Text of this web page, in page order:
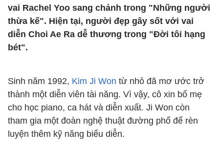
vai Rachel Yoo sang chảnh trong "Những người
thừa kế". Hiện tại, người đẹp gây sốt với vai
diễn Choi Ae Ra dễ thương trong "Đời tôi hạng
bét".
Sinh năm 1992, Kim Ji Won từ nhỏ đã mơ ước trở
thành một diễn viên tài năng. Vì vậy, cô xin bố mẹ
cho học piano, ca hát và diễn xuất. Ji Won còn
tham gia một đoàn nghệ thuật đường phố để rèn
luyện thêm kỹ năng biểu diễn.